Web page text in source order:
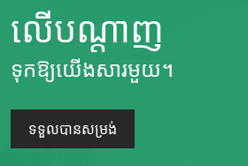
លើបណ្តាញ
ទុកឱ្យយើងសារមួយ។
ទទួលបានសម្រង់